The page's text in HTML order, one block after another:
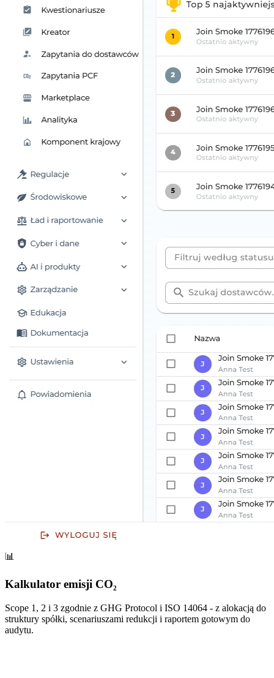
📊
Kalkulator emisji CO₂
Scope 1, 2 i 3 zgodnie z GHG Protocol i ISO 14064 - z alokacją do
struktury spółki, scenariuszami redukcji i raportem gotowym do
audytu.